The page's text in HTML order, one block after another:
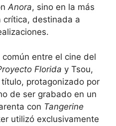
Anora, sino en la más
crítica, destinada a
entre el cine del
Florida y Tsou,
protagonizado por
de ser grabado en un
con Tangerine
utilizó exclusivamente